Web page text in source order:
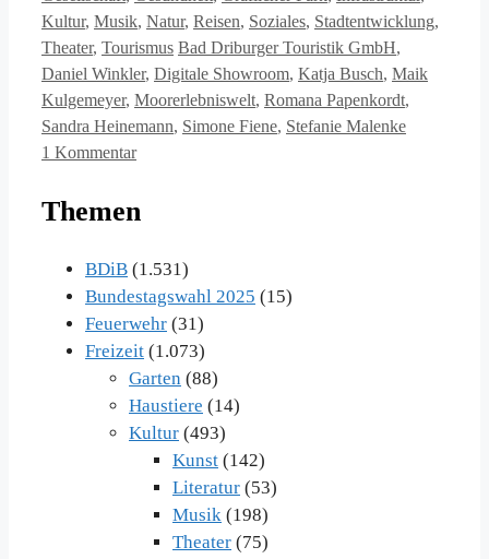
Kultur, Musik, Natur, Reisen, Soziales, Stadtentwicklung,
Theater, Tourismus Schlagwörter
Bad Driburger Touristik GmbH,
Daniel Winkler, Digitale Showroom, Katja Busch, Maik
Kulgemeyer, Moorerlebniswelt, Romana Papenkordt,
Sandra Heinemann, Simone Fiene, Stefanie Malenke
1 Kommentar
Themen
BDiB (1.531)
Bundestagswahl 2025 (15)
Feuerwehr (31)
Freizeit (1.073)
Garten (88)
Haustiere (14)
Kultur (493)
Kunst (142)
Literatur (53)
Musik (198)
Theater (75)